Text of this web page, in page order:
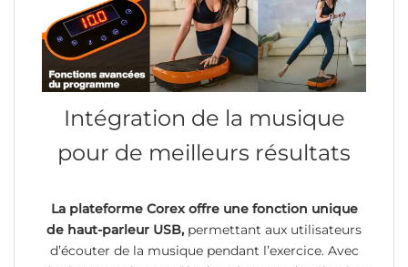
Intégration de la musique
pour de meilleurs résultats
La plateforme Corex offre une fonction unique
de haut-parleur USB, permettant aux utilisateurs
d’écouter de la musique pendant l’exercice. Avec